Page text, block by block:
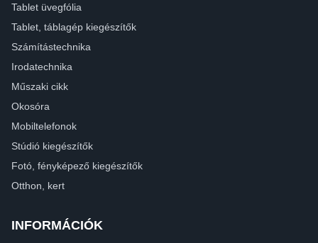
Tablet üvegfólia
Tablet, táblagép kiegészítők
Számítástechnika
Irodatechnika
Műszaki cikk
Okosóra
Mobiltelefonok
Stúdió kiegészítők
Fotó, fényképező kiegészítők
Otthon, kert
INFORMÁCIÓK